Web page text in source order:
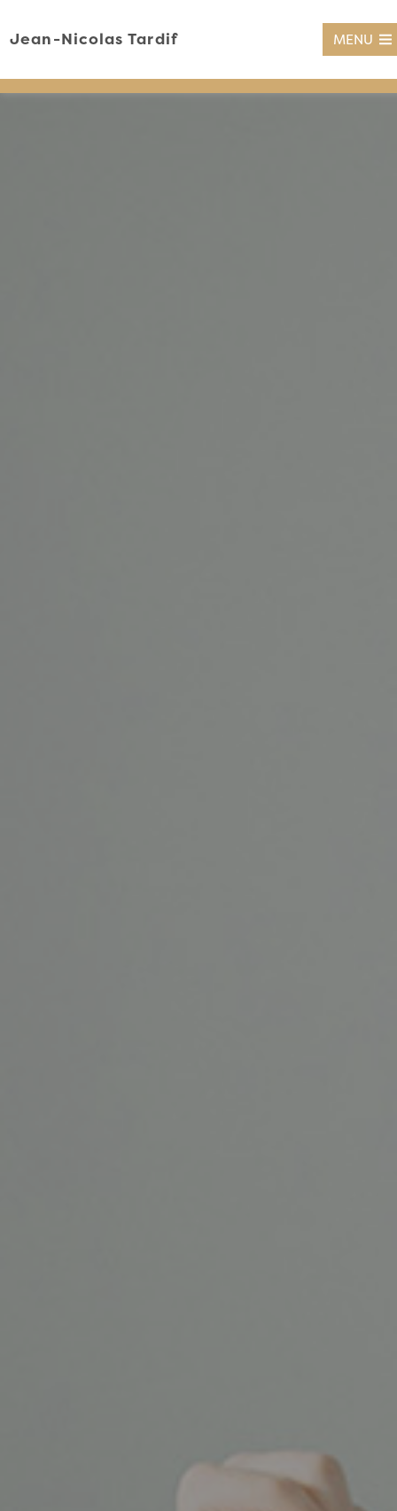
Jean-Nicolas Tardif MENU